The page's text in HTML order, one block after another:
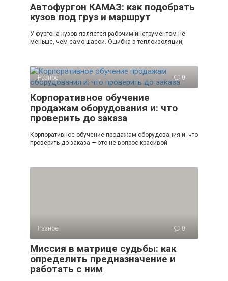
Автофургон КАМАЗ: как подобрать
кузов под груз и маршрут
У фургона кузов является рабочим инструментом не
меньше, чем само шасси. Ошибка в теплоизоляции,
Разное 0
Корпоративное обучение
продажам оборудования и: что
проверить до заказа
Корпоративное обучение продажам оборудования и: что
проверить до заказа — это не вопрос красивой
Разное 0
Миссия в матрице судьбы: как
определить предназначение и
работать с ним